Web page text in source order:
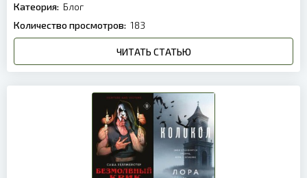
Катеория: Блог
Количество просмотров: 183
ЧИТАТЬ СТАТЬЮ